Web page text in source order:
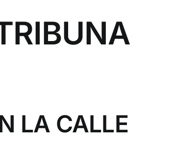
LA CALLE